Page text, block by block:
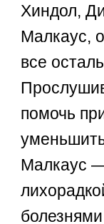
Хиндол,
Малкаус,
все
помочь
Малкаус